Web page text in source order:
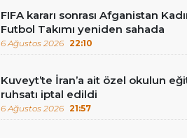
FIFA kararı sonrası Afganistan
Futbol Takımı yeniden sahada
6 Ağustos 2026 22:10
Kuveyt’te İran’a ait özel okulun
ruhsatı iptal edildi
6 Ağustos 2026 21:57